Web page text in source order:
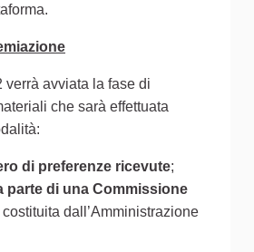
verrà avviata la fase di
che sarà effettuata
di preferenze ricevute;
parte di una Commissione
dall’Amministrazione